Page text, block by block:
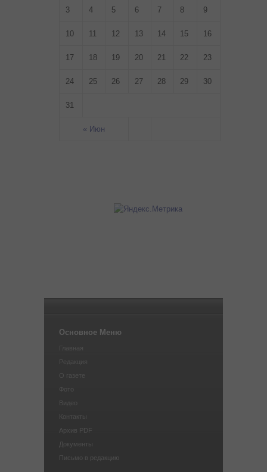
« Июн
3 4 5 6 7 8 9
10 11 12 13 14 15 16
17 18 19 20 21 22 23
24 25 26 27 28 29 30
31
Основное Меню
Главная
Редакция
О газете
Фото
Видео
Контакты
Архив PDF
Документы
Письмо в редакцию